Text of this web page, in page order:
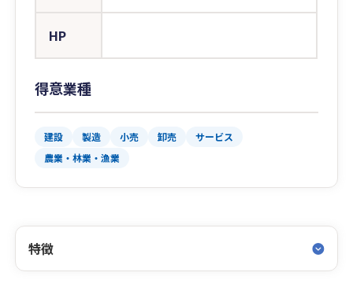
HP
得意業種
建設 製造 小売 卸売
サービス
農業・林業・漁業
特徴